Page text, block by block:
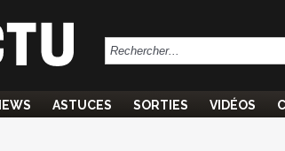
ASTUCES SORTIES VIDÉOS